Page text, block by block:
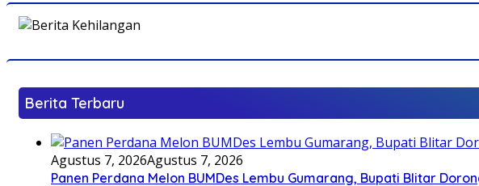
Berita Terbaru
Agustus 7, 2026Agustus 7, 2026
Panen Perdana Melon BUMDes Lembu Gumarang, Bupati Blitar